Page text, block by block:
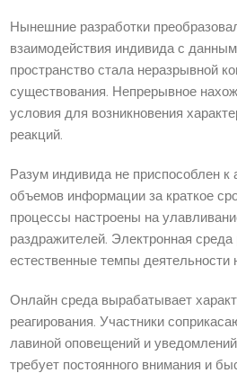
Нынешние разработки
взаимодействия индивида с
пространство стала неразрывной
существования. Непрерывное
условия для возникновения
реакций.
Разум индивида не приспособлен к
объемов информации за краткое
процессы настроены на
раздражителей. Электронная
естественные темпы деятельности
Онлайн среда вырабатывает
реагирования. Участники
лавиной оповещений и
требует постоянного внимания и